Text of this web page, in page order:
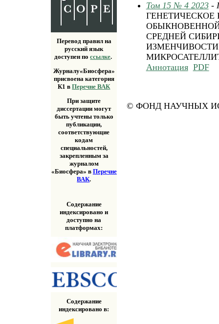
Перевод правил на
русский язык
доступен поссылке.
Журналу«Биосфера»
присвоена категория
К1 вПеречне ВАК
При защите
диссертации могут
быть учтены только
публикации,
соответствующие
кодам
специальностей,
закрепленным за
журналом
«Биосфера» в Перечне
ВАК.
Содержание
индексировано и
доступно на
платформах:
Содержание
индексировано в:
Том 15 № 4 2023-
ГЕНЕТИЧЕСКОЕ
ОБЫКНОВЕННОЙ
СРЕДНЕЙ
Аннотация PDF
© ФОНД НАУЧНЫХ